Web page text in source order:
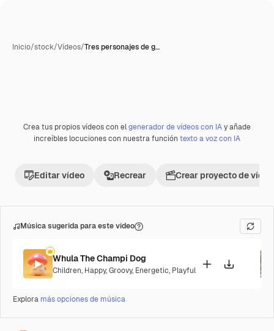
Inicio/stock/Vídeos/Tres personajes de g…
Premium
Crea tus propios vídeos con elgenerador de vídeos con IAy añade
increíbles locuciones con nuestra función texto a voz con IA
Editar vídeo Recrear Crear proyecto de vídeo
Música sugerida para este vídeo
Whula The Champi Dog
Children, Happy,Groovy, Energetic, Playful
Explora más opciones de música